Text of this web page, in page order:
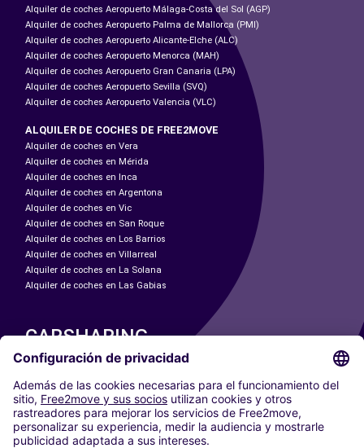
Alquiler de coches Aeropuerto Málaga-Costa del Sol (AGP)
Alquiler de coches Aeropuerto Palma de Mallorca (PMI)
Alquiler de coches Aeropuerto Alicante-Elche (ALC)
Alquiler de coches Aeropuerto Menorca (MAH)
Alquiler de coches Aeropuerto Gran Canaria (LPA)
Alquiler de coches Aeropuerto Sevilla (SVQ)
Alquiler de coches Aeropuerto Valencia (VLC)
ALQUILER DE COCHES DE FREE2MOVE
Alquiler de coches en Vera
Alquiler de coches en Mérida
Alquiler de coches en Inca
Alquiler de coches en Argentona
Alquiler de coches en Vic
Alquiler de coches en San Roque
Alquiler de coches en Los Barrios
Alquiler de coches en Villarreal
Alquiler de coches en La Solana
Alquiler de coches en Las Gabias
CARSHARING
NUESTRAS CIUDADES
Paris
Madrid
Washington DC
Milán